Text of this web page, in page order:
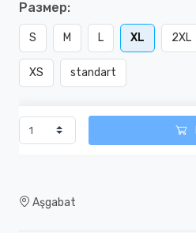
Размер:
S M L XL 2XL
XS standart
Aşgabat